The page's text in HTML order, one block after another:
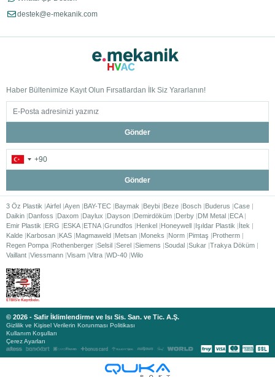
destek@e-mekanik.com
Haber Bültenimize Kayıt Olun Fırsatlardan İlk Siz Yararlanın!
Gönder
Gönder
3 Öz Plastik Airfel Ayen BAY-TEC Baymak Beybi Beze Bosch Buderus Case
Daikin Danfoss Daxom Daylux Dayson Demirdöküm Derby DM Metal ECA
Emir Plastik
ERG ESKA ETNA Grundfos Henkel Honeywell Işıldar Plastik
İtek
Kalde Karbosan KAS Magmaweld Metsan Moneks Norm Pimtaş
Protherm
Regen Pompa Rothenberger Selsil Serel Siemens Soudal Sukar Trakya Döküm
Vaillant Viessmann Visam Vitra WD-40 Wilo
© 2026 - Safir İklimlendirme ve Isı Sis. San. ve Tic. A.Ş.
Gizlilik ve Kişisel Verilerin Korunması Politikası
Kullanım Koşulları
Çerez Ayarları